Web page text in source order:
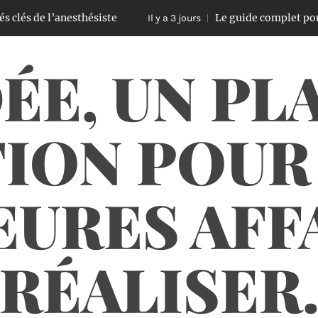
l’anesthésiste Il y a 3 jours Le guide complet pour
UN
RÉALISER.